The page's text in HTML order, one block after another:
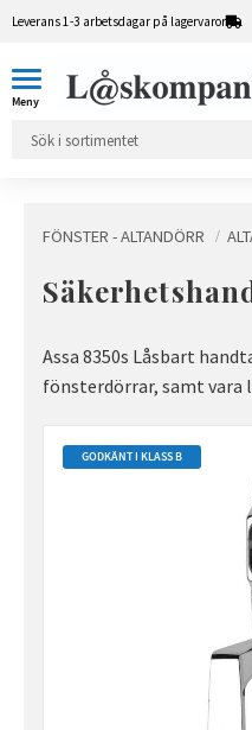
Leverans 1-3 arbetsdagar på lagervaror
FÖNSTER - ALTANDÖRR
Assa 8350s Låsbart
fönsterdörrar, samt vara
GODKÄNT I KLASS B